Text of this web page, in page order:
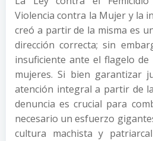
Violencia contra la Mujer y la
creó a partir de la misma es
dirección correcta; sin
insuficiente ante el flagelo
mujeres. Si bien garantizar
atención integral a partir de
denuncia es crucial para
necesario un esfuerzo
cultura machista y